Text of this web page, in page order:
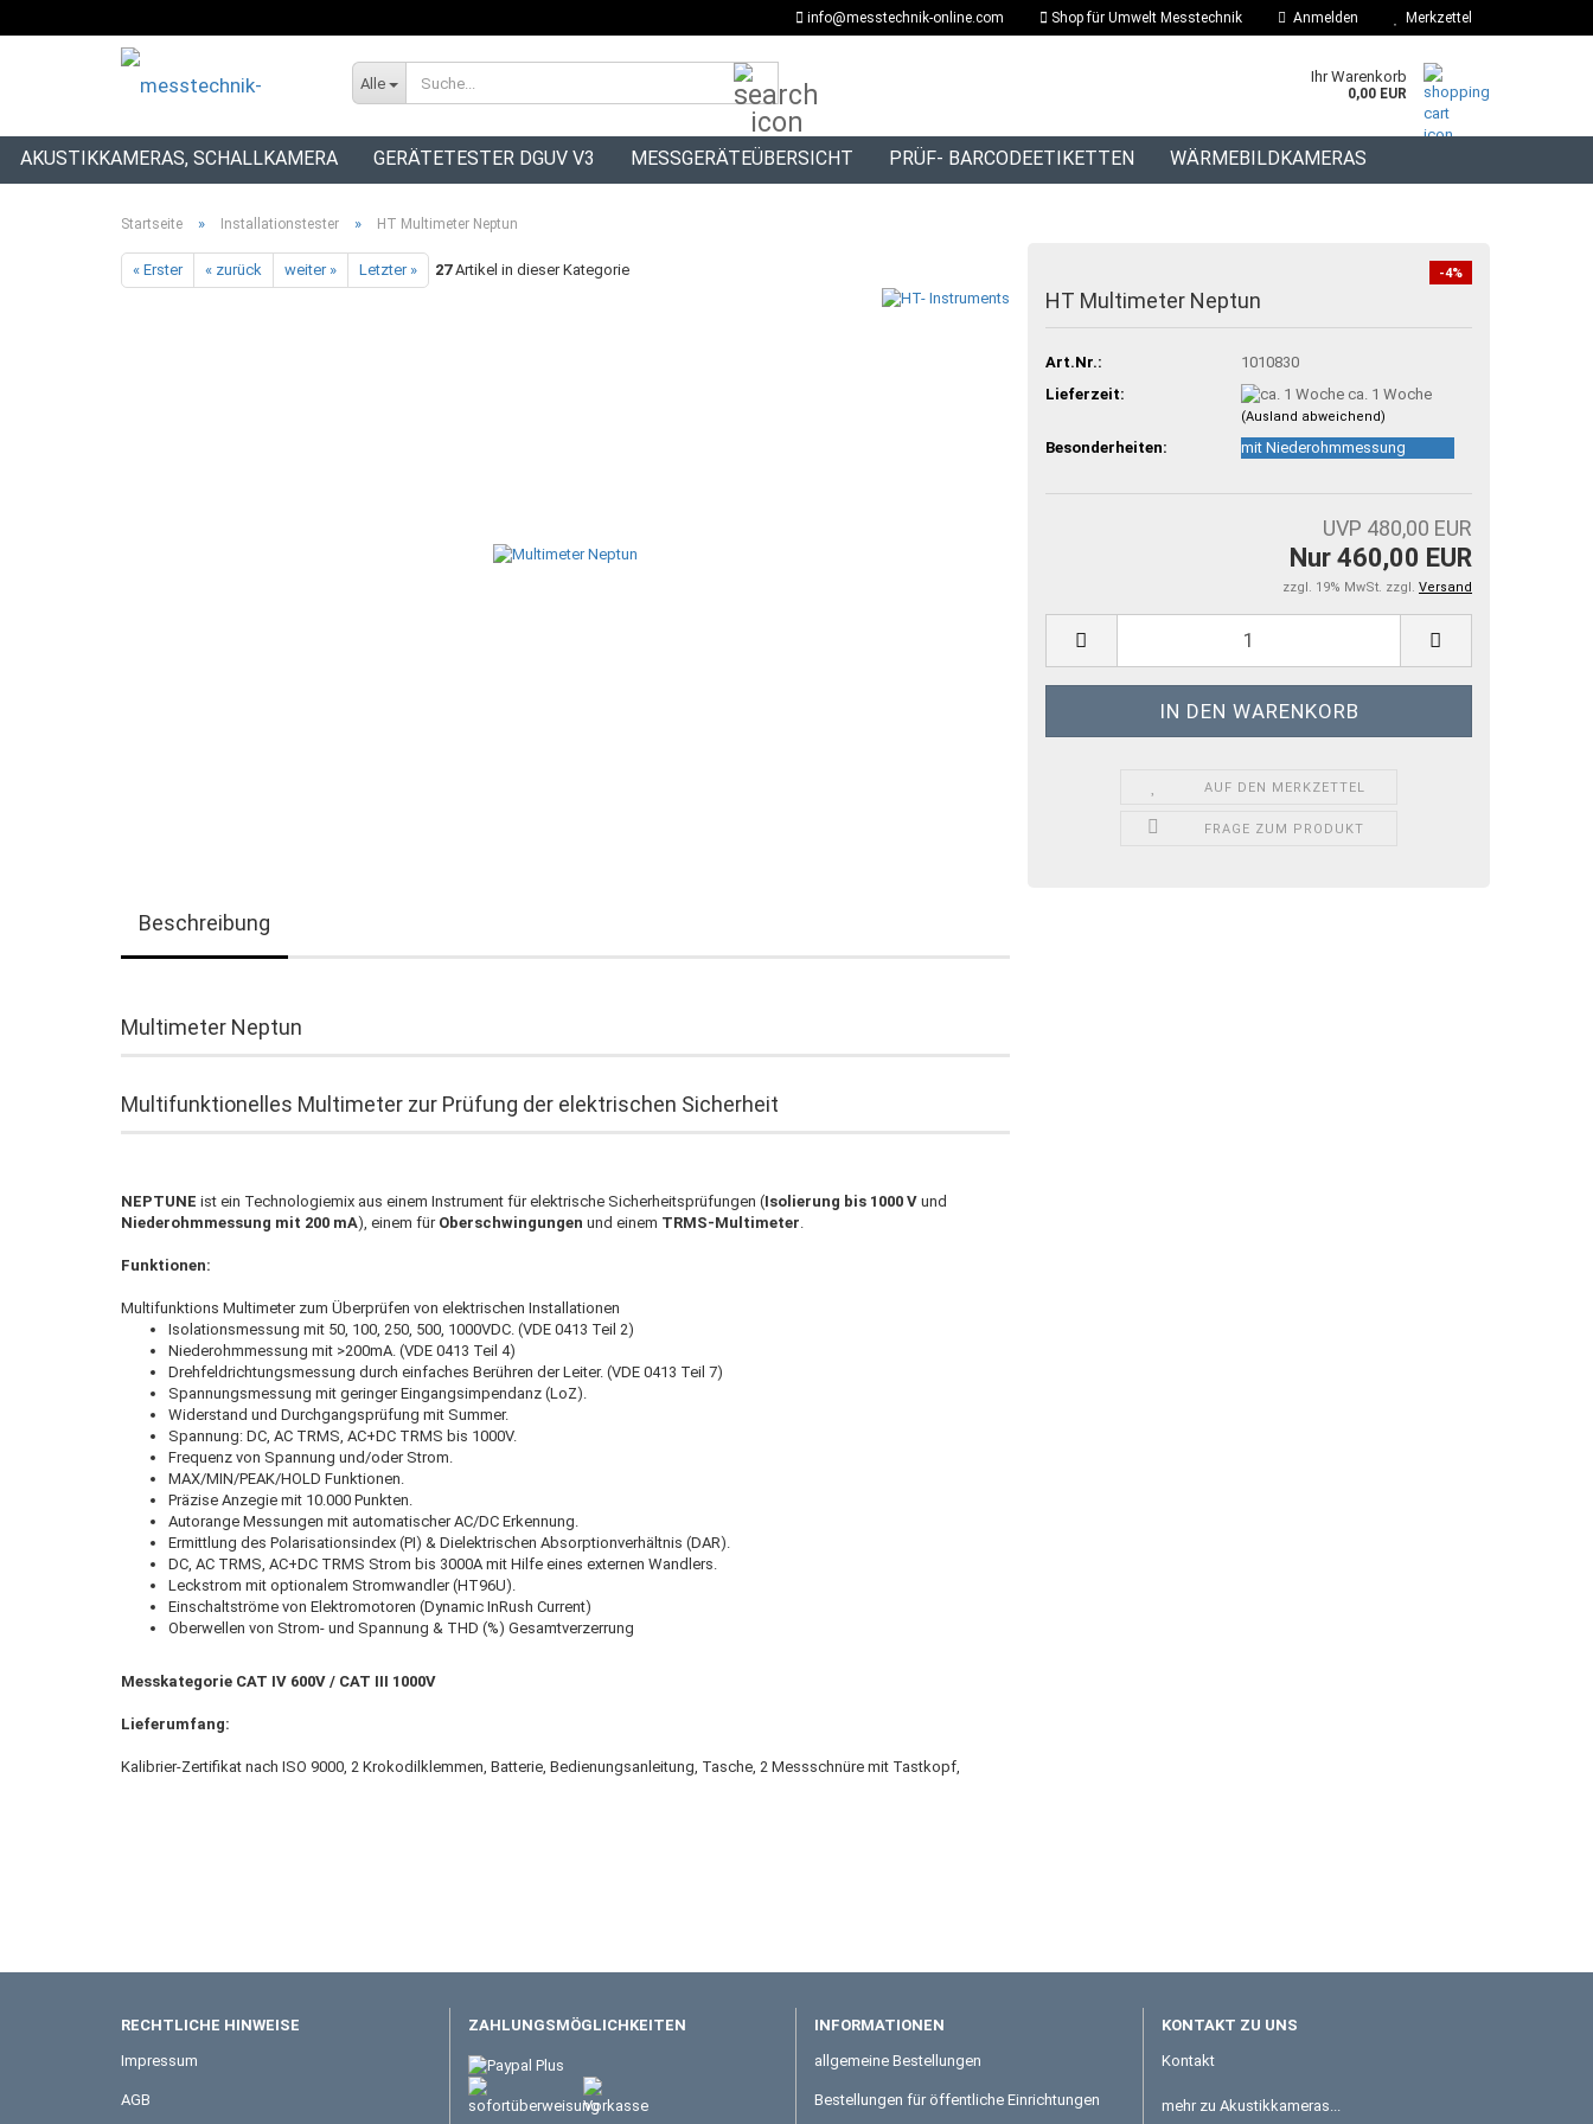
info@messtechnik-online.com Shop für Umwelt Messtechnik Anmelden Merkzettel
Alle Ihr Warenkorb
0,00 EUR
AKUSTIKKAMERAS, SCHALLKAMERA GERÄTETESTER DGUV V3 MESSGERÄTEÜBERSICHT PRÜF- BARCODEETIKETTEN WÄRMEBILDKAMERAS
Startseite » Installationstester » HT Multimeter Neptun
« Erster « zurück weiter » Letzter » 27Artikel in dieser Kategorie -4%
HT Multimeter Neptun
Art.Nr.:
1010830
Lieferzeit:
ca. 1 Woche
(Ausland abweichend)
Besonderheiten: mit Niederohmmessung
UVP 480,00 EUR
Nur 460,00 EUR
zzgl. 19% MwSt. zzgl. Versand
AUF DEN MERKZETTEL
FRAGE ZUM PRODUKT
Beschreibung
Multimeter Neptun
Multifunktionelles Multimeter zur Prüfung der elektrischen Sicherheit
NEPTUNE ist ein Technologiemix aus einem Instrument für elektrische Sicherheitsprüfungen (Isolierung bis 1000 V und
Niederohmmessung mit 200 mA), einem für Oberschwingungen und einem TRMS-Multimeter.
Funktionen:
Multifunktions Multimeter zum Überprüfen von elektrischen Installationen
Isolationsmessung mit 50, 100, 250, 500, 1000VDC. (VDE 0413 Teil 2)
Niederohmmessung mit >200mA. (VDE 0413 Teil 4)
Drehfeldrichtungsmessung durch einfaches Berühren der Leiter. (VDE 0413 Teil 7)
Spannungsmessung mit geringer Eingangsimpendanz (LoZ).
Widerstand und Durchgangsprüfung mit Summer.
Spannung: DC, AC TRMS, AC+DC TRMS bis 1000V.
Frequenz von Spannung und/oder Strom.
MAX/MIN/PEAK/HOLD Funktionen.
Präzise Anzegie mit 10.000 Punkten.
Autorange Messungen mit automatischer AC/DC Erkennung.
Ermittlung des Polarisationsindex (PI) & Dielektrischen Absorptionverhältnis (DAR).
DC, AC TRMS, AC+DC TRMS Strom bis 3000A mit Hilfe eines externen Wandlers.
Leckstrom mit optionalem Stromwandler (HT96U).
Einschaltströme von Elektromotoren (Dynamic InRush Current)
Oberwellen von Strom- und Spannung & THD (%) Gesamtverzerrung
Messkategorie CAT IV 600V / CAT III 1000V
Lieferumfang:
Kalibrier-Zertifikat nach ISO 9000, 2 Krokodilklemmen, Batterie, Bedienungsanleitung, Tasche, 2 Messschnüre mit Tastkopf,
RECHTLICHE HINWEISE
Impressum
AGB
ZAHLUNGSMÖGLICHKEITEN
INFORMATIONEN
allgemeine Bestellungen
Bestellungen für öffentliche Einrichtungen
KONTAKT ZU UNS
Kontakt
mehr zu Akustikkameras...